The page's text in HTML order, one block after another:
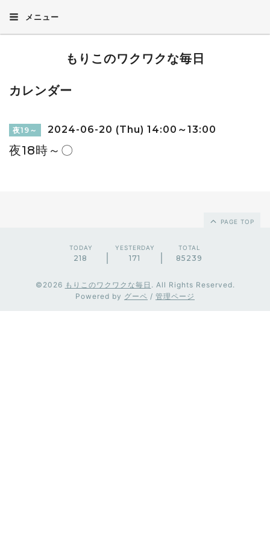
メニュー
もりこのワクワクな毎日
カレンダー
夜19～ 2024-06-20 (Thu) 14:00～13:00
夜18時～〇
PAGE TOP
TODAY
218
YESTERDAY
171
TOTAL
85239
©2026 もりこのワクワクな毎日 . All Rights Reserved.
Powered by グーペ / 管理ページ